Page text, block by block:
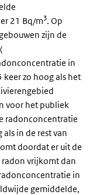
21 Bq/m3. Op
zijn de
(
in
zo hoog als het
voor het publiek
radonconcentratie
in de rest van
doordat er uit de
radon vrijkomt dan
in
gemiddelde,